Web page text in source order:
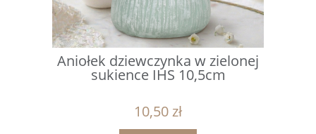
Aniołek dziewczynka w zielonej
sukience IHS 10,5cm
10,50 zł